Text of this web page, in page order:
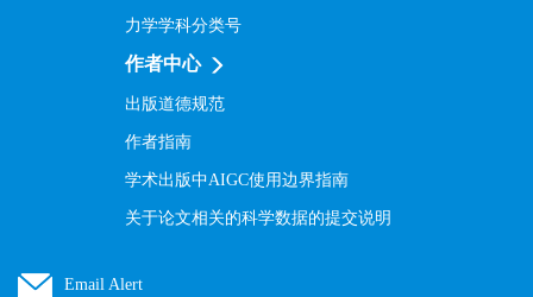
力学学科分类号
作者中心
出版道德规范
作者指南
学术出版中AIGC使用边界指南
关于论文相关的科学数据的提交说明
Email Alert